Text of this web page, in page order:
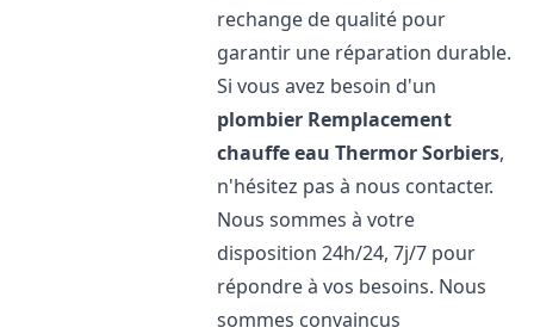
rechange de qualité pour
garantir une réparation durable.
Si vous avez besoin d'un
plombier Remplacement
chauffe eau ThermorSorbiers,
n'hésitez pas à nous contacter.
Nous sommes à votre
disposition 24h/24, 7j/7 pour
répondre à vos besoins. Nous
sommes convaincus